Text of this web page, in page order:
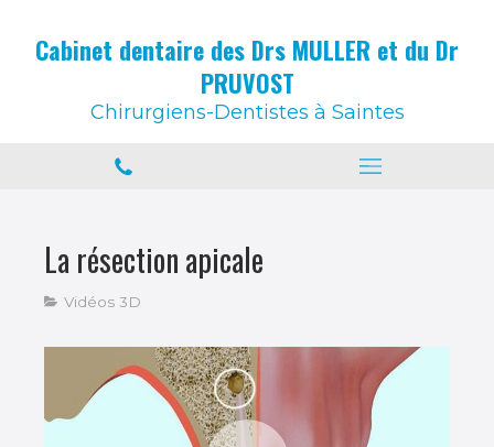
Cabinet dentaire des Drs MULLER et du Dr
PRUVOST
Chirurgiens-Dentistes à Saintes
La résection apicale
Vidéos 3D